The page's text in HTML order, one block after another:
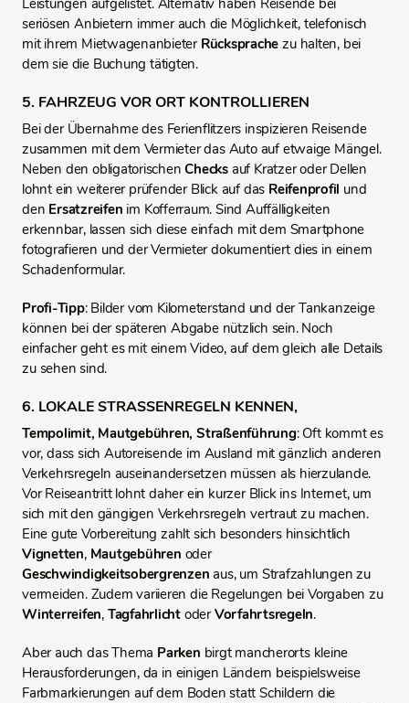
Leistungen aufgelistet. Alternativ haben Reisende bei
seriösen Anbietern immer auch die Möglichkeit, telefonisch
mit ihrem Mietwagenanbieter Rücksprache zu halten, bei
dem sie die Buchung tätigten.
5. FAHRZEUG VOR ORT KONTROLLIEREN
Bei der Übernahme des Ferienflitzers inspizieren Reisende
zusammen mit dem Vermieter das Auto auf etwaige Mängel.
Neben den obligatorischenChecks auf Kratzer oder Dellen
lohnt ein weiterer prüfender Blick auf das Reifenprofil und
den Ersatzreifen im Kofferraum. Sind Auffälligkeiten
erkennbar, lassen sich diese einfach mit dem Smartphone
fotografieren und der Vermieter dokumentiert dies in einem
Schadenformular.
Profi-Tipp: Bilder vom Kilometerstand und der Tankanzeige
können bei der späteren Abgabe nützlich sein. Noch
einfacher geht es mit einem Video, auf dem gleich alle Details
zu sehen sind.
6. LOKALE STRASSENREGELN KENNEN,
Tempolimit, Mautgebühren, Straßenführung: Oft kommt es
vor, dass sich Autoreisende im Ausland mit gänzlich anderen
Verkehrsregeln auseinandersetzen müssen als hierzulande.
Vor Reiseantritt lohnt daher ein kurzer Blick ins Internet, um
sich mit den gängigen Verkehrsregeln vertraut zu machen.
Eine gute Vorbereitung zahlt sich besonders hinsichtlich
Vignetten, Mautgebühren oder
Geschwindigkeitsobergrenzenaus, um Strafzahlungen zu
vermeiden. Zudem variieren die Regelungen bei Vorgaben zu
Winterreifen, Tagfahrlicht oderVorfahrtsregeln.
Aber auch das Thema Parken birgt mancherorts kleine
Herausforderungen, da in einigen Ländern beispielsweise
Farbmarkierungen auf dem Boden statt Schildern die